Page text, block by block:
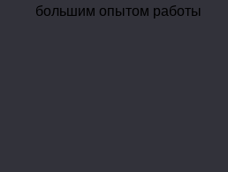
большим опытом работы